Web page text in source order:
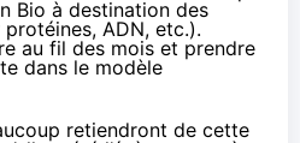
Bio à destination des
ADN, etc.).
au fil des mois et prendre
dans le modèle
retiendront de cette